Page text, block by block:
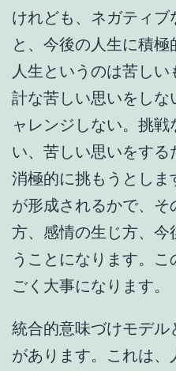
けれども、ネガティ
と、今後の人生に積極
人生というのは苦し
計な苦しい思いをし
ャレンジしない。挑
い、苦しい思いをする
消極的に挑もうとし
が形成されるかで、
方、感情の生じ方、
うことになります。
ごく大事になります。
統合的意味づけモデ
があります。これは、